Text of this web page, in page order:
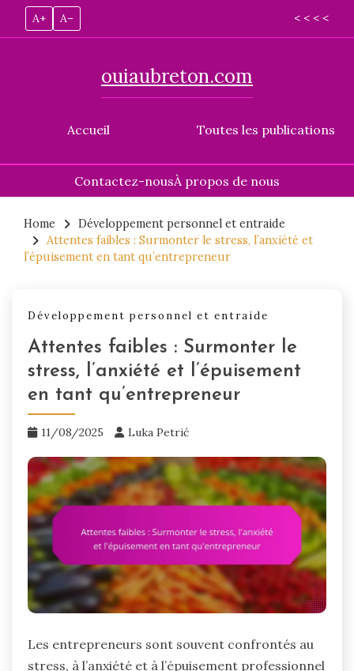
A+ A– < < < <
Accueil
ouiaubreton.com
Toutes les publications
Contactez-nousÀ propos de nous
content
Home
Développement personnel et entraide
Attentes faibles : Surmonter le stress, l’anxiété et
l’épuisement en tant qu’entrepreneur
Développement personnel et entraide
Attentes faibles : Surmonter le
stress, l’anxiété et l’épuisement
en tant qu’entrepreneur
11/08/2025 Luka Petrić
Les entrepreneurs sont souvent confrontés au
stress, à l’anxiété et à l’épuisement professionnel